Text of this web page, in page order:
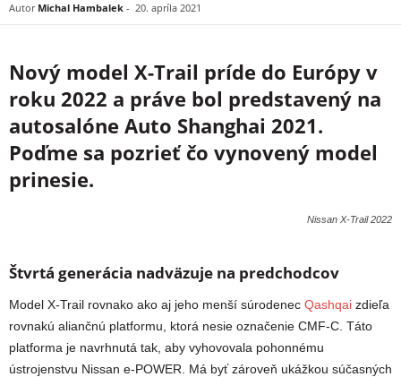
Autor Michal Hambalek - 20. apríla 2021
Nový model X-Trail príde do Európy v
roku 2022 a práve bol predstavený na
autosalóne Auto Shanghai 2021.
Poďme sa pozrieť čo vynovený model
prinesie.
Nissan X-Trail 2022
Štvrtá generácia nadväzuje na predchodcov
Model X-Trail rovnako ako aj jeho menší súrodenec Qashqai zdieľa
rovnakú aliančnú platformu, ktorá nesie označenie CMF-C. Táto
platforma je navrhnutá tak, aby vyhovovala pohonnému
ústrojenstvu Nissan e-POWER. Má byť zároveň ukážkou súčasných